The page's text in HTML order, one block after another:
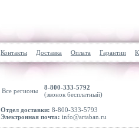
Контакты Доставка Оплата Гарантии
Все регионы
8-800-333-5792
(звонок бесплатный)
Отдел доставки: 8-800-333-5793
Электронная почта: info@artaban.ru